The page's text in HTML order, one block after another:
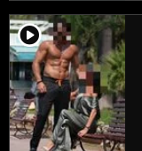
player2